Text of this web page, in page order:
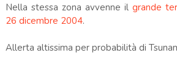
Nella stessa zona avvenne il grande
26 dicembre 2004.
Allerta altissima per probabilità di